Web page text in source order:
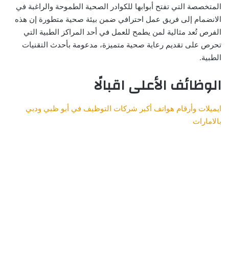
المتخصصة التي تفتح أبوابها للكوادر الصحية الطموحة والراغبة في
الانضمام إلى فريق عمل احترافي ضمن بيئة صحية متطورة إن هذه
الفرص تُعد مثالية لمن يطمح للعمل في أحد المراكز الطبية التي
تحرص على تقديم رعاية صحية متميزة، مدعومة بأحدث التقنيات
الطبية.
الوظائف الأعلى اقبالًا
ايميلات وأرقام هواتف أكبر شركات التوظيف في أبو ظبي ودبي
بالامارات